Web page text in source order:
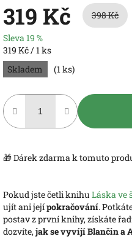
319 Kč
398 Kč
Sleva 19 %
Měrná
cena:
319 Kč / 1 ks
Skladem
(1 ks)
🎁 Dárek zdarma k tomuto
Pokud jste četli knihu Láska ve
ujít ani jejípokračování.
postav z první knihy, získáte
dozvíte, jak se vyvíjí Blančin a